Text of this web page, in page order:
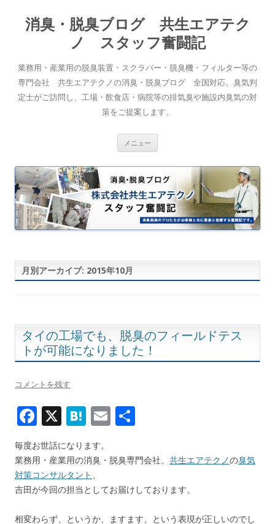
消臭・脱臭ブログ 共生エアテク
ノ スタッフ奮闘記
業務用・産業用の脱臭装置・スクラバー・脱臭機・フィルター等の
専門会社 共生エアテクノの消臭・脱臭ブログ 全国対応。臭気判
定士がご訪問し、工場・飲食店・病院等の排気臭や施設内臭気の対
策をご提案します。
メニュー
月別アーカイブ: 2015年10月
タイの工場でも、脱臭のフィールドテス
トが可能になりました！
コメントを残す
F
ac
e
b
o
o
X H
at
e
n
a
E
ai
毎度お世話になります。
業務用・産業用の消臭・脱臭専門会社、 共生エアテクノの臭気
対策コンサルタント 、
吉田が今回の担当としてお届けしております。
相変わらず、というか、ますます、という表現が正しいのでし